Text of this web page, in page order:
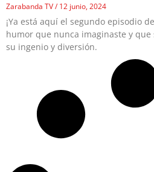
Zarabanda TV 12 junio, 2024
¡Ya está aquí el segundo episodio
humor que nunca imaginaste y
su ingenio y diversión.